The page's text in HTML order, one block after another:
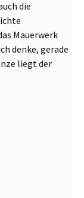
die
Mauerwerk
denke, gerade
liegt der